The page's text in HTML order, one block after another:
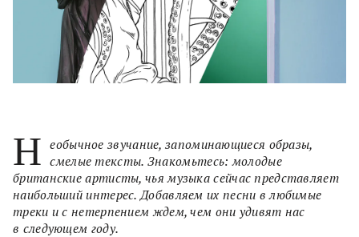
Н еобычное звучание, запоминающиеся образы,
смелые тексты. Знакомьтесь: молодые
британские артисты, чья музыка сейчас представляет
наибольший интерес. Добавляем их песни в любимые
треки и с нетерпением ждем, чем они удивят нас
в следующем году.